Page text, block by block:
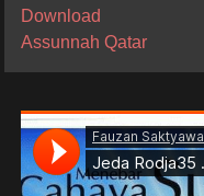
Download
Assunnah Qatar